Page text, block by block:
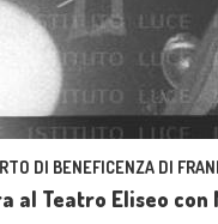
DI BENEFICENZA DI
al Teatro Eliseo